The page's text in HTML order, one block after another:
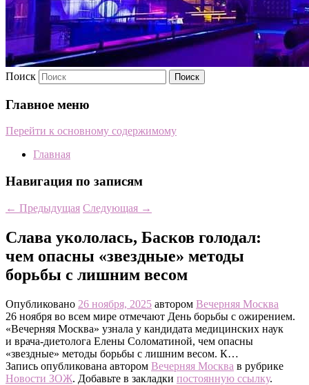
Поиск
Главное меню
Перейти к основному содержимому
Главная
Навигация по записям
← Предыдущая Следующая →
Слава укололась, Басков голодал:
чем опасны «звездные» методы
борьбы с лишним весом
Опубликовано 26 ноября, 2025 автором Вечерняя Москва
26 ноября во всем мире отмечают День борьбы с ожирением.
«Вечерняя Москва» узнала у кандидата медицинских наук
и врача-диетолога Елены Соломатиной, чем опасны
«звездные» методы борьбы с лишним весом. К…
Запись опубликована автором Вечерняя Москва в рубрике
Новости ЗОЖ. Добавьте в закладки постоянную ссылку.